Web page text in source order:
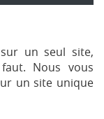
un seul site,
Nous vous
un site unique